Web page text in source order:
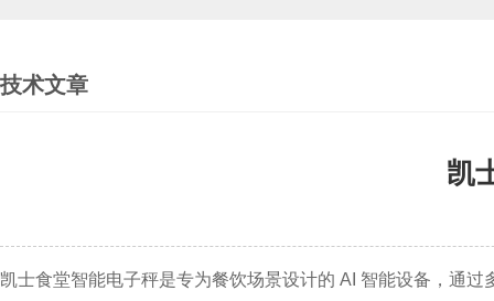
技术文章
凯
凯士食堂智能电子秤是专为餐饮场景设计的 AI 智能设备，通